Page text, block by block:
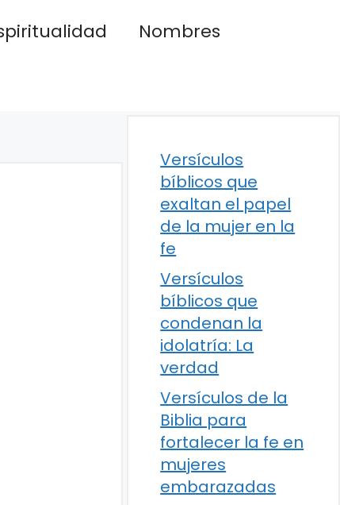
Nombres
Versículos
bíblicos que
exaltan el papel
de la mujer en la
fe
Versículos
bíblicos que
condenan la
idolatría: La
verdad
Versículos de la
Biblia para
fortalecer la fe en
mujeres
embarazadas